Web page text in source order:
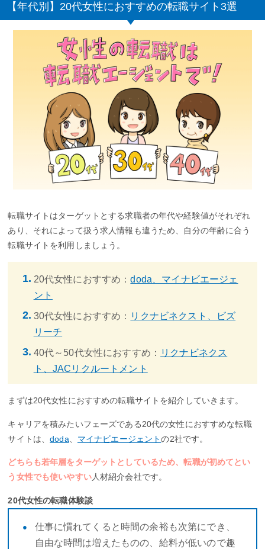
【年代別】20代女性におすすめの転職サイト3選
転職サイトはターゲットとする求職者の年代や経験値がそれぞれ
あり、それによって扱う求人情報も違うため、自分の年齢に合う
転職サイトを利用しましょう。
20代女性におすすめ：doda、マイナビエージェ
ント
30代女性におすすめ： リクナビネクスト、ビズ
リーチ
40代～50代女性におすすめ： リクナビネクス
ト、JACリクルートメント
まずは20代女性におすすめの転職サイトを紹介していきます。
キャリアを積みたいフェーズである20代の女性におすすめな転職
サイトは、doda マイナビエージェントの2社です。
どちらも若年層をターゲットとしているため、転職が初めてとい
う女性でも使いやすい人材紹介会社です。
20代女性の転職体験談
仕事に慣れてくると時間の余裕も次第にでき、
自由な時間は増えたものの、給料が低いので趣